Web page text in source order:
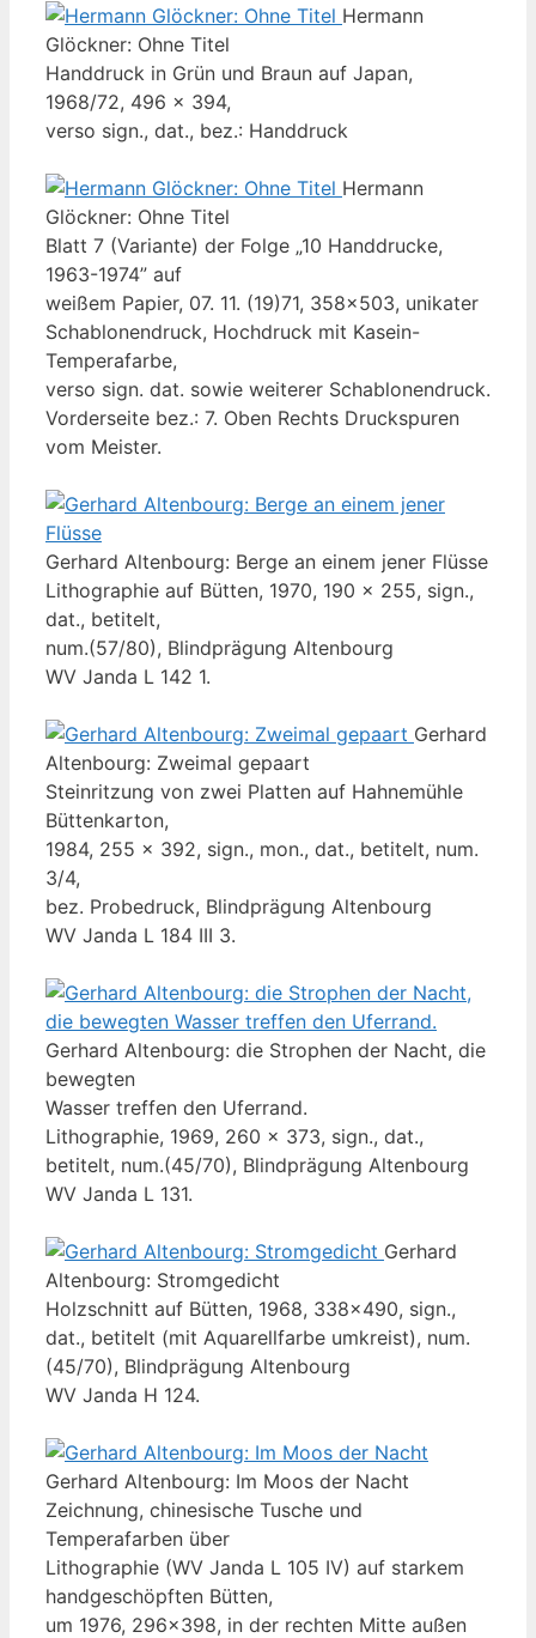
Hermann
Glöckner: Ohne Titel
Handdruck in Grün und Braun auf Japan,
1968/72, 496 x 394,
verso sign., dat., bez.: Handdruck
Hermann
Glöckner: Ohne Titel
Blatt 7 (Variante) der Folge „10 Handdrucke,
1963-1974” auf
weißem Papier, 07. 11. (19)71, 358x503, unikater
Schablonendruck, Hochdruck mit Kasein-
Temperafarbe,
verso sign. dat. sowie weiterer Schablonendruck.
Vorderseite bez.: 7. Oben Rechts Druckspuren
vom Meister.
Gerhard Altenbourg: Berge an einem jener Flüsse
Lithographie auf Bütten, 1970, 190 x 255, sign.,
dat., betitelt,
num.(57/80), Blindprägung Altenbourg
WV Janda L 142 1.
Gerhard
Altenbourg: Zweimal gepaart
Steinritzung von zwei Platten auf Hahnemühle
Büttenkarton,
1984, 255 x 392, sign., mon., dat., betitelt, num.
3/4,
bez. Probedruck, Blindprägung Altenbourg
WV Janda L 184 III 3.
Gerhard Altenbourg: die Strophen der Nacht, die
bewegten
Wasser treffen den Uferrand.
Lithographie, 1969, 260 x 373, sign., dat.,
betitelt, num.(45/70), Blindprägung Altenbourg
WV Janda L 131.
Gerhard
Altenbourg: Stromgedicht
Holzschnitt auf Bütten, 1968, 338x490, sign.,
dat., betitelt (mit Aquarellfarbe umkreist), num.
(45/70), Blindprägung Altenbourg
WV Janda H 124.
Gerhard Altenbourg: Im Moos der Nacht
Zeichnung, chinesische Tusche und
Temperafarben über
Lithographie (WV Janda L 105 IV) auf starkem
handgeschöpften Bütten,
um 1976, 296x398, in der rechten Mitte außen